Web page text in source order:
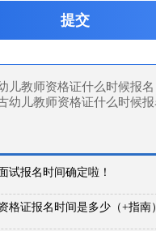
提交
儿教师资格证什么时候报
幼儿教师资格证什么时候
试报名时间确定啦！
格证报名时间是多少（+指南）